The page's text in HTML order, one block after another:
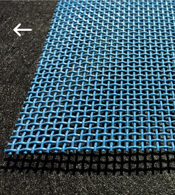
CASA
PRODOTTI
CIRCA
NOI
2026
Hebei
Reking
Wire
Mesh
Co.,Ltd.
All
Rights
Reserved.